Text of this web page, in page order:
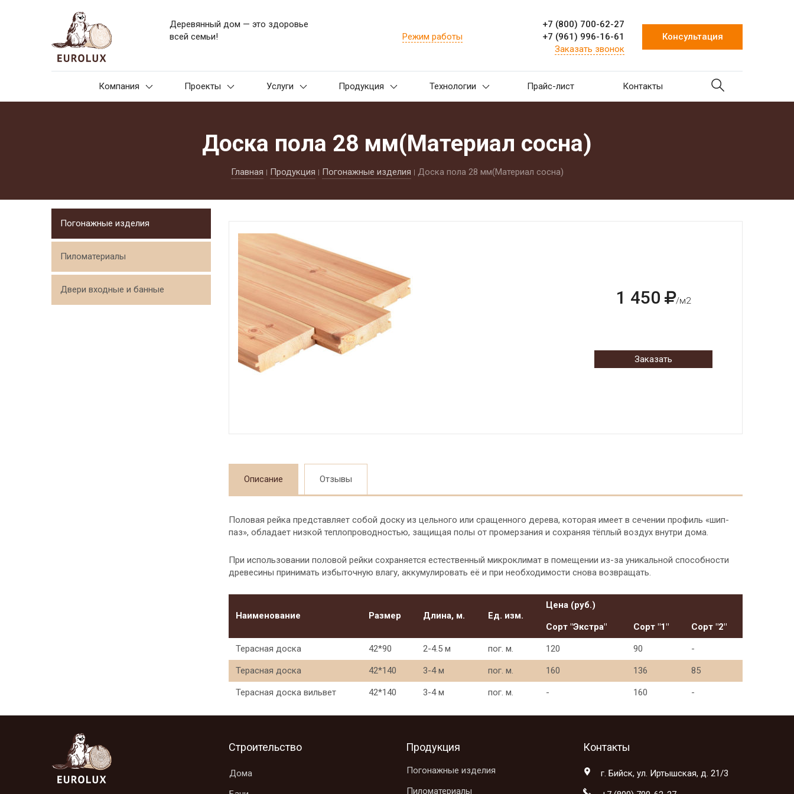
Деревянный дом — это здоровье
всей семьи!
Режим работы
+7 (800) 700-62-27
+7 (961) 996-16-61
Заказать звонок
Консультация
Компания Проекты Услуги Продукция Технологии Прайс-лист Контакты
Доска пола 28 мм(Материал сосна)
Главная Продукция Погонажные изделия Доска пола 28 мм(Материал сосна)
1 450 /м2
Заказать
Описание Отзывы
Половая рейка представляет собой доску из цельного или сращенного дерева, которая имеет в сечении профиль «шип-
паз», обладает низкой теплопроводностью, защищая полы от промерзания и сохраняя тёплый воздух внутри дома.
При использовании половой рейки сохраняется естественный микроклимат в помещении из-за уникальной способности
древесины принимать избыточную влагу, аккумулировать её и при необходимости снова возвращать.
Наименование Размер Длина, м. Ед. изм.
Цена (руб.)
Сорт "Экстра" Сорт "1" Сорт "2"
Терасная доска 42*90 2-4.5 м пог. м. 120 90 -
Терасная доска 42*140 3-4 м пог. м. 160 136 85
Терасная доска вильвет 42*140 3-4 м пог. м. - 160 -
Погонажные изделия
Пиломатериалы
Двери входные и банные
Строительство
Дома
Продукция
Погонажные изделия
Пиломатериалы
Контакты
г. Бийск, ул. Иртышская, д. 21/3